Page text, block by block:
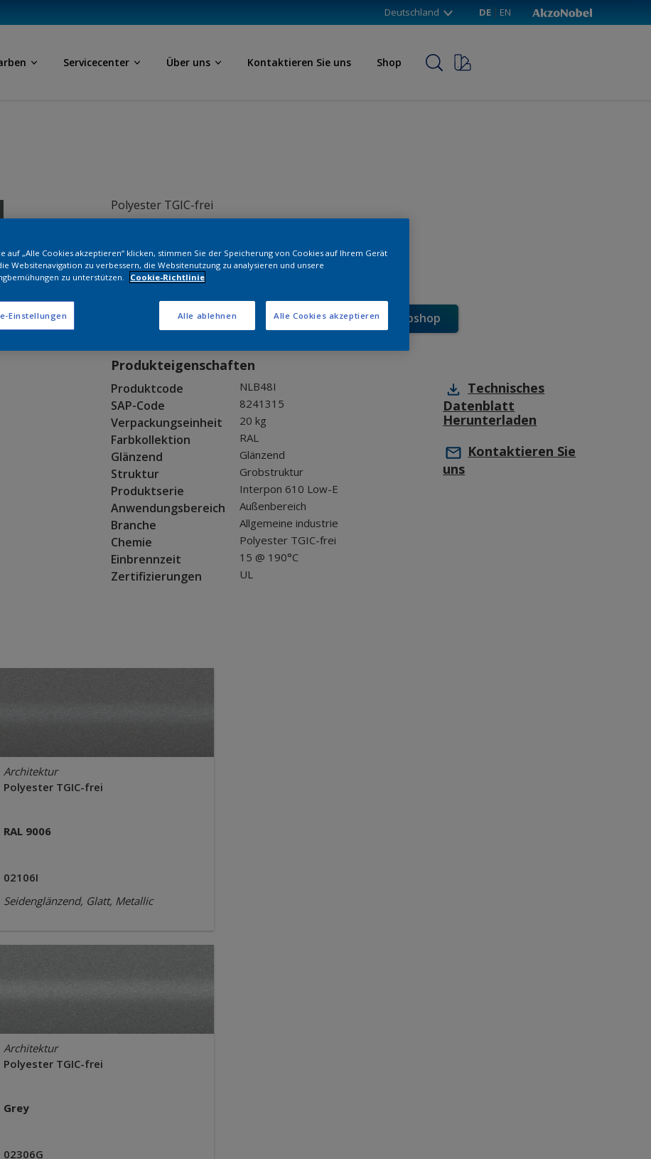
Deutschland DE EN
Servicecenter Über uns Kontaktieren Sie uns Shop
Polyester TGIC-frei
NLB48I
Muster bestellen Bestellen Sie direkt im Webshop
Produkteigenschaften
Produktcode NLB48I
SAP-Code 8241315
Verpackungseinheit 20 kg
Farbkollektion RAL
Glänzend Glänzend
Struktur Grobstruktur
Produktserie Interpon 610 Low-E
Anwendungsbereich Außenbereich
Branche Allgemeine industrie
Chemie Polyester TGIC-frei
Einbrennzeit 15 @ 190°C
Zertifizierungen UL
Technisches
Datenblatt
Herunterladen
Kontaktieren Sie
uns
Architektur
Polyester TGIC-frei
RAL 9006
02106I
Seidenglänzend, Glatt, Metallic
Architektur
Polyester TGIC-frei
Grey
02306G
auf „Alle Cookies akzeptieren“ klicken, stimmen Sie der Speicherung von Cookies auf Ihrem Gerät
Websitenavigation zu verbessern, die Websitenutzung zu analysieren und unsere
zu unterstützen.
Cookie-Richtlinie
Einstellungen Alle ablehnen Alle Cookies akzeptieren